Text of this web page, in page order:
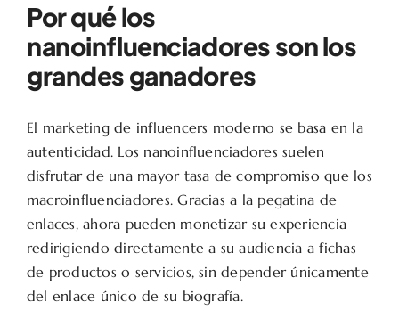
Por qué los
nanoinfluenciadores son los
grandes ganadores
El marketing de influencers moderno se basa en la
autenticidad. Los nanoinfluenciadores suelen
disfrutar de una mayor tasa de compromiso que los
macroinfluenciadores. Gracias a la pegatina de
enlaces, ahora pueden monetizar su experiencia
redirigiendo directamente a su audiencia a fichas
de productos o servicios, sin depender únicamente
del enlace único de su biografía.